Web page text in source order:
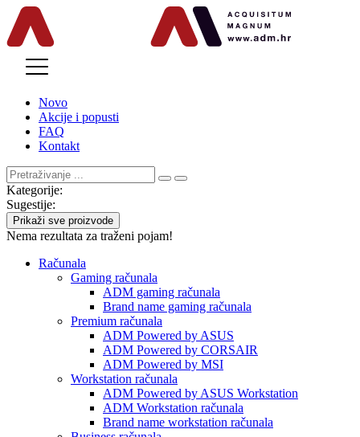
Novo
Akcije i popusti
FAQ
Kontakt
Kategorije:
Sugestije:
Prikaži sve proizvode
Nema rezultata za traženi pojam!
Računala
Gaming računala
ADM gaming računala
Brand name gaming računala
Premium računala
ADM Powered by ASUS
ADM Powered by CORSAIR
ADM Powered by MSI
Workstation računala
ADM Powered by ASUS Workstation
ADM Workstation računala
Brand name workstation računala